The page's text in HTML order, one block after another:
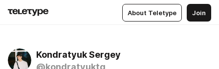
About Teletype Join
Kondratyuk Sergey
@kondratyuktg